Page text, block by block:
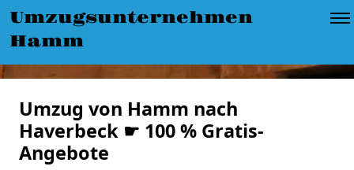
Umzugsunternehmen
Hamm
Umzug von Hamm nach
Haverbeck ☛ 100 % Gratis-
Angebote